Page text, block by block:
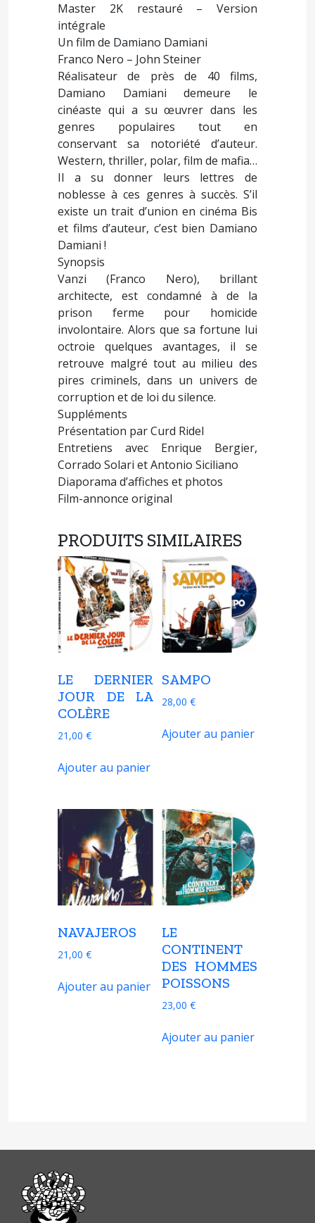
Master 2K restauré – Version
intégrale
Un film de Damiano Damiani
Franco Nero – John Steiner
Réalisateur de près de 40 films,
Damiano Damiani demeure le
cinéaste qui a su œuvrer dans les
genres populaires tout en
conservant sa notoriété d’auteur.
Western, thriller, polar, film de mafia…
Il a su donner leurs lettres de
noblesse à ces genres à succès. S’il
existe un trait d’union en cinéma Bis
et films d’auteur, c’est bien Damiano
Damiani !
Synopsis
Vanzi (Franco Nero), brillant
architecte, est condamné à de la
prison ferme pour homicide
involontaire. Alors que sa fortune lui
octroie quelques avantages, il se
retrouve malgré tout au milieu des
pires criminels, dans un univers de
corruption et de loi du silence.
Suppléments
Présentation par Curd Ridel
Entretiens avec Enrique Bergier,
Corrado Solari et Antonio Siciliano
Diaporama d’affiches et photos
Film-annonce original
PRODUITS SIMILAIRES
LE DERNIER
JOUR DE LA
COLÈRE
21,00 €
Ajouter au panier
SAMPO
28,00 €
Ajouter au panier
NAVAJEROS
21,00 €
Ajouter au panier
LE
CONTINENT
DES HOMMES
POISSONS
23,00 €
Ajouter au panier